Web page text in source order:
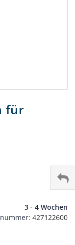
für
3 - 4 Wochen
427122600